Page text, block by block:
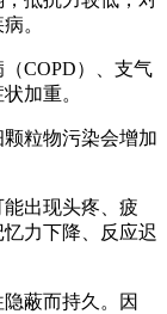
。
COPD）、支气
加重。
粒物污染会增加
出现头疼、疲
力下降、反应迟
蔽而持久。因